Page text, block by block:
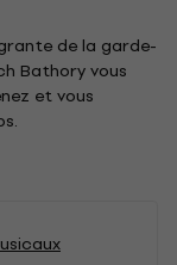
de la garde-
Bathory vous
et vous